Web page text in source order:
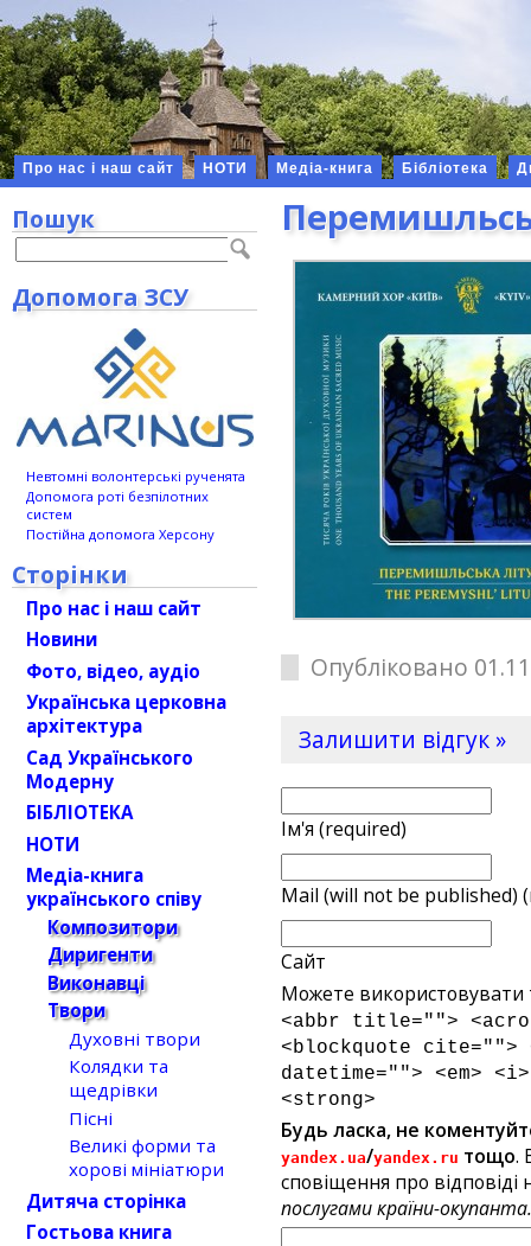
Про нас і наш сайт НОТИ Медіа-книга Бібліотека
Опубліковано
Залишити відгук »
Ім'я (required)
Mail (will not be published)
Сайт
Можете використовувати
<abbr title="">
<blockquote cite="">
datetime=""> <em>
<strong>
Будь ласка, не
yandex.ua/yandex.ru тощо.
сповіщення про відповіді
послугами країни-
Пошук
Допомога ЗСУ
Невтомні волонтерські рученята
Допомога роті безпілотних
систем
Постійна допомога Херсону
Сторінки
Про нас і наш сайт
Новини
Фото, відео, аудіо
Українська церковна
архітектура
Сад Українського
Модерну
БІБЛІОТЕКА
НОТИ
Медіа-книга
українського співу
Композитори
Диригенти
Виконавці
Твори
Духовні твори
Колядки та
щедрівки
Пісні
Великі форми та
хорові мініатюри
Дитяча сторінка
Гостьова книга